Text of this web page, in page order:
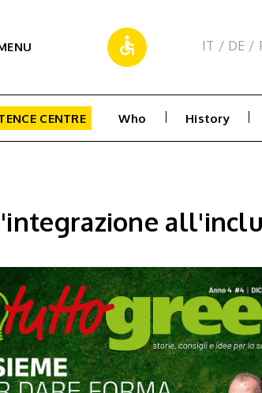
IT / DE /
CENTRE Who History